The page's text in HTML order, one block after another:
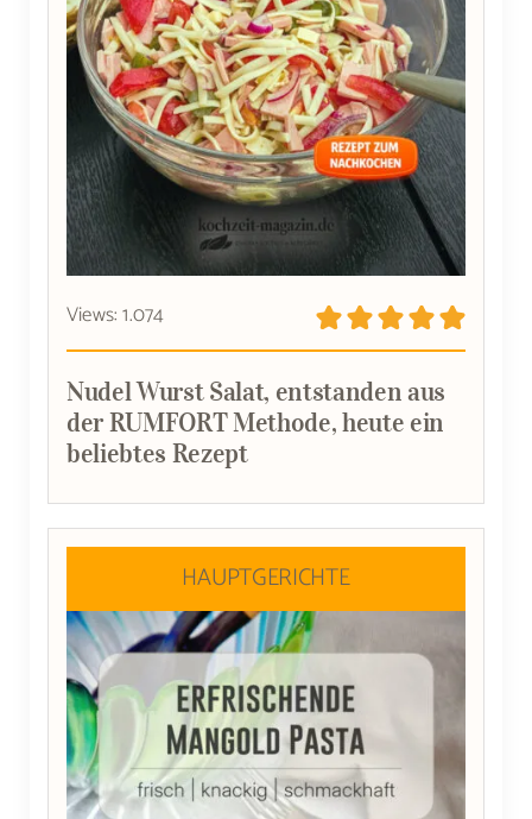
Views: 1.074
Nudel Wurst Salat, entstanden aus
der RUMFORT Methode, heute ein
beliebtes Rezept
HAUPTGERICHTE